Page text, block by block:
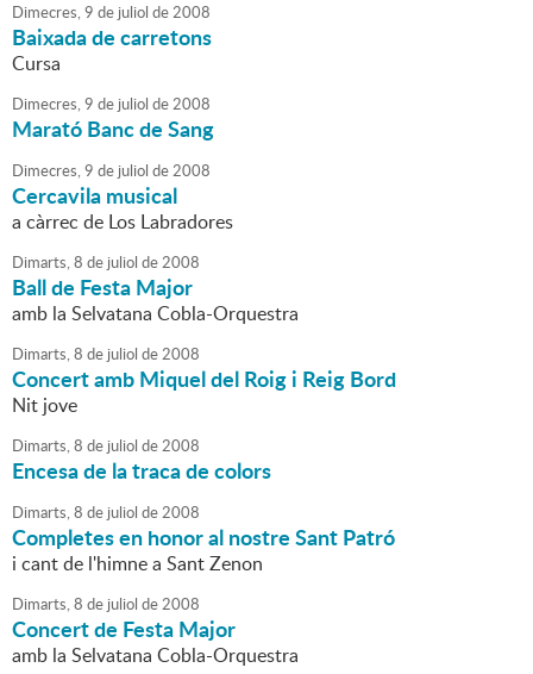
Dimecres,9 de juliol de2008
Baixada de carretons
Cursa
Dimecres,9 de juliol de2008
Marató Banc de Sang
Dimecres,9 de juliol de2008
Cercavila musical
a càrrec de Los Labradores
Dimarts,8 de juliol de2008
Ball de Festa Major
amb la Selvatana Cobla-Orquestra
Dimarts,8 de juliol de2008
Concert amb Miquel del Roig i Reig Bord
Nit jove
Dimarts,8 de juliol de2008
Encesa de la traca de colors
Dimarts,8 de juliol de2008
Completes en honor al nostre Sant Patró
i cant de l'himne a Sant Zenon
Dimarts,8 de juliol de2008
Concert de Festa Major
amb la Selvatana Cobla-Orquestra